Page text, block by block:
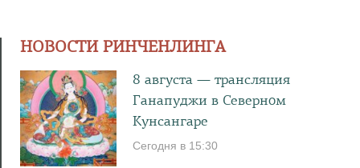
НОВОСТИ РИНЧЕНЛИНГА
8 августа — трансляция
Ганапуджи в Северном
Кунсангаре
Сегодня в 15:30